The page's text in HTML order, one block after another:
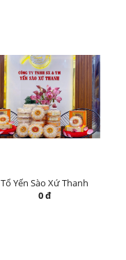
Tổ Yến Sào Xứ Thanh
0 đ